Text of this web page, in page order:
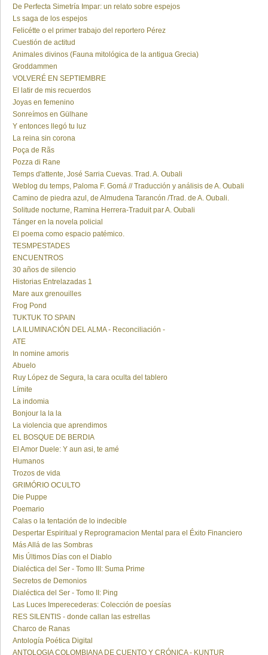
De Perfecta Simetría Impar: un relato sobre espejos
Ls saga de los espejos
Felicétte o el primer trabajo del reportero Pérez
Cuestión de actitud
Animales divinos (Fauna mitológica de la antigua Grecia)
Groddammen
VOLVERÉ EN SEPTIEMBRE
El latir de mis recuerdos
Joyas en femenino
Sonreímos en Gülhane
Y entonces llegó tu luz
La reina sin corona
Poça de Rãs
Pozza di Rane
Temps d'attente, José Sarria Cuevas. Trad. A. Oubali
Weblog du temps, Paloma F. Gomá // Traducción y análisis de A. Oubali
Camino de piedra azul, de Almudena Tarancón /Trad. de A. Oubali.
Solitude nocturne, Ramina Herrera-Traduit par A. Oubali
Tánger en la novela policial
El poema como espacio patémico.
TESMPESTADES
ENCUENTROS
30 años de silencio
Historias Entrelazadas 1
Mare aux grenouilles
Frog Pond
TUKTUK TO SPAIN
LA ILUMINACIÓN DEL ALMA - Reconciliación -
ATE
In nomine amoris
Abuelo
Ruy López de Segura, la cara oculta del tablero
Límite
La indomia
Bonjour la la la
La violencia que aprendimos
EL BOSQUE DE BERDIA
El Amor Duele: Y aun asi, te amé
Humanos
Trozos de vida
GRIMÓRIO OCULTO
Die Puppe
Poemario
Calas o la tentación de lo indecible
Despertar Espiritual y Reprogramacion Mental para el Éxito Financiero
Más Allá de las Sombras
Mis Últimos Días con el Diablo
Dialéctica del Ser - Tomo III: Suma Prime
Secretos de Demonios
Dialéctica del Ser - Tomo II: Ping
Las Luces Imperecederas: Colección de poesías
RES SILENTIS - donde callan las estrellas
Charco de Ranas
Antología Poética Digital
ANTOLOGIA COLOMBIANA DE CUENTO Y CRÓNICA - KUNTUR